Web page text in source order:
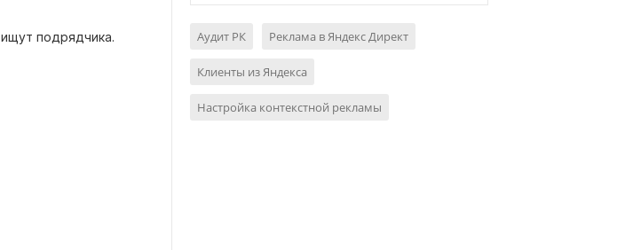
подрядчика.
Аудит РК Реклама в Яндекс Директ
Клиенты из Яндекса
Настройка контекстной рекламы